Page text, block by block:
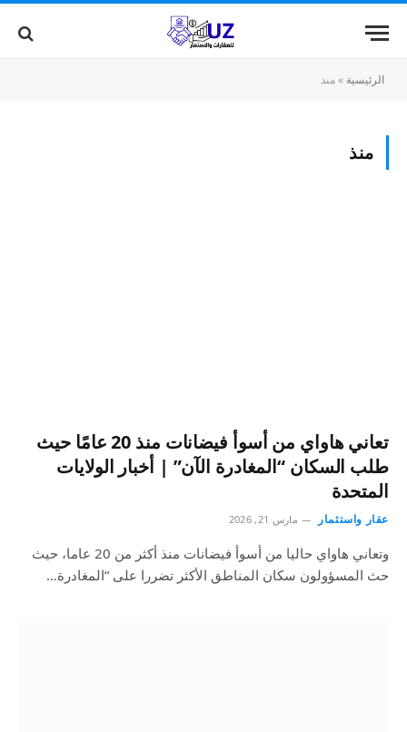
الرئيسية »منذ
منذ
تعاني هاواي من أسوأ فيضانات منذ 20 عامًا حيث
طلب السكان “المغادرة الآن” | أخبار الولايات
المتحدة
عقار واستثمار مارس 21, 2026
وتعاني هاواي حاليا من أسوأ فيضانات منذ أكثر من 20 عاما، حيث
حث المسؤولون سكان المناطق الأكثر تضررا على “المغادرة…